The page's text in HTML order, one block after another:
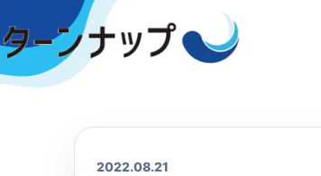
to
content
2022.08.21